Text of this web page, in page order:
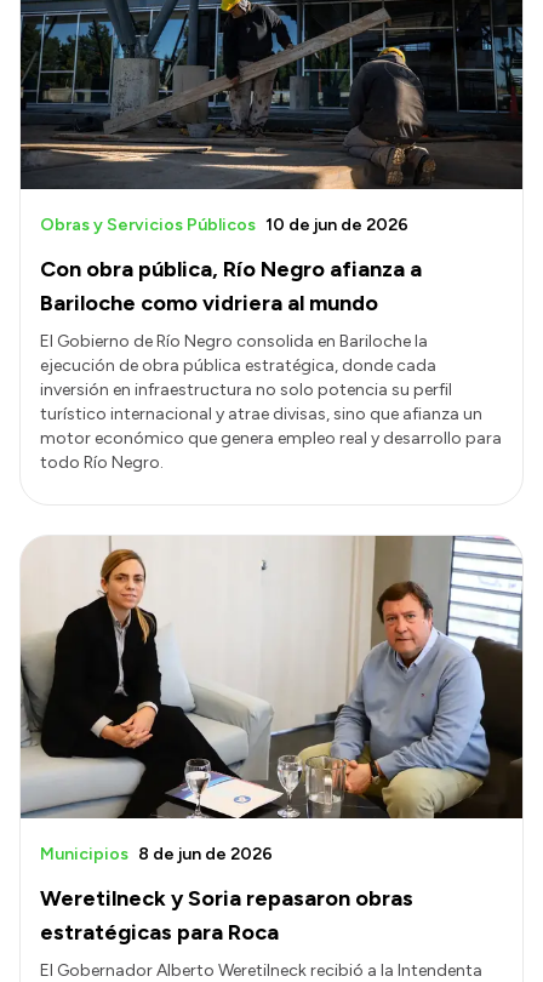
Con obra pública, Río Negro afianza a
Bariloche como vidriera al mundo
Obras y Servicios Públicos 10 de jun de 2026
El Gobierno de Río Negro consolida en Bariloche la
ejecución de obra pública estratégica, donde cada
inversión en infraestructura no solo potencia su perfil
turístico internacional y atrae divisas, sino que afianza un
motor económico que genera empleo real y desarrollo para
todo Río Negro.
Weretilneck y Soria repasaron obras
estratégicas para Roca
Municipios 8 de jun de 2026
El Gobernador Alberto Weretilneck recibió a la Intendenta